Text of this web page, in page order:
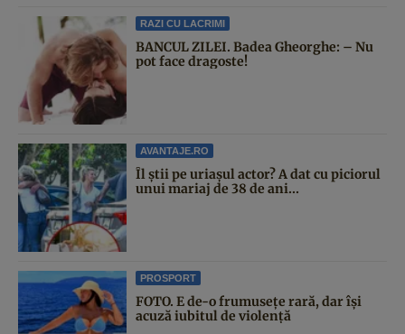
RAZI CU LACRIMI
BANCUL ZILEI. Badea Gheorghe: – Nu
pot face dragoste!
AVANTAJE.RO
Îl știi pe uriașul actor? A dat cu piciorul
unui mariaj de 38 de ani...
PROSPORT
FOTO. E de-o frumusețe rară, dar își
acuză iubitul de violență